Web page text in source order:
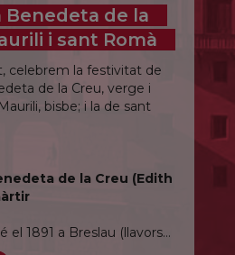
Benedeta de la
i sant Romà
celebrem la festivitat de
de la Creu, verge i
bisbe; i la de sant
de la Creu (Edith
el 1891 a Breslau (llavors
Wrocław, a